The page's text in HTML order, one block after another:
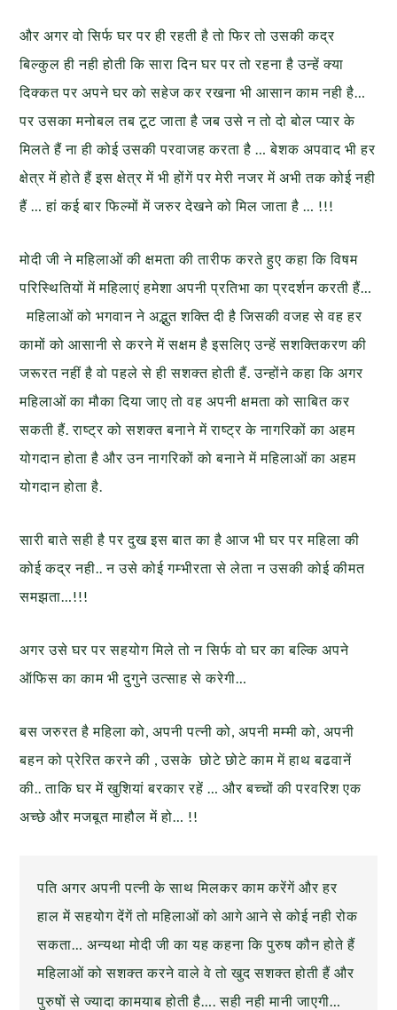
और अगर वो सिर्फ घर पर ही रहती है तो फिर तो उसकी कद्र
बिल्कुल ही नही होती कि सारा दिन घर पर तो रहना है उन्हें क्या
दिक्कत पर अपने घर को सहेज कर रखना भी आसान काम नही है…
पर उसका मनोबल तब टूट जाता है जब उसे न तो दो बोल प्यार के
मिलते हैं ना ही कोई उसकी परवाजह करता है … बेशक अपवाद भी हर
क्षेत्र में होते हैं इस क्षेत्र में भी होंगें पर मेरी नजर में अभी तक कोई नही
हैं … हां कई बार फिल्मों में जरुर देखने को मिल जाता है … !!!
मोदी जी ने महिलाओं की क्षमता की तारीफ करते हुए कहा कि विषम
परिस्थितियों में महिलाएं हमेशा अपनी प्रतिभा का प्रदर्शन करती हैं…
महिलाओं को भगवान ने अद्भुत शक्ति दी है जिसकी वजह से वह हर
कामों को आसानी से करने में सक्षम है इसलिए उन्हें सशक्तिकरण की
जरूरत नहीं है वो पहले से ही सशक्त होती हैं. उन्होंने कहा कि अगर
महिलाओं का मौका दिया जाए तो वह अपनी क्षमता को साबित कर
सकती हैं. राष्ट्र को सशक्त बनाने में राष्ट्र के नागरिकों का अहम
योगदान होता है और उन नागरिकों को बनाने में महिलाओं का अहम
योगदान होता है.
सारी बाते सही है पर दुख इस बात का है आज भी घर पर महिला की
कोई कद्र नही.. न उसे कोई गम्भीरता से लेता न उसकी कोई कीमत
समझता…!!!
अगर उसे घर पर सहयोग मिले तो न सिर्फ वो घर का बल्कि अपने
ऑफिस का काम भी दुगुने उत्साह से करेगी…
बस जरुरत है महिला को, अपनी पत्नी को, अपनी मम्मी को, अपनी
बहन को प्रेरित करने की , उसके छोटे छोटे काम में हाथ बढवानें
की.. ताकि घर में खुशियां बरकार रहें … और बच्चों की परवरिश एक
अच्छे और मजबूत माहौल में हो… !!
पति अगर अपनी पत्नी के साथ मिलकर काम करेंगें और हर
हाल में सहयोग देंगें तो महिलाओं को आगे आने से कोई नही रोक
सकता… अन्यथा मोदी जी का यह कहना कि पुरुष कौन होते हैं
महिलाओं को सशक्त करने वाले वे तो खुद सशक्त होती हैं और
पुरुषों से ज्यादा कामयाब होती है…. सही नही मानी जाएगी…